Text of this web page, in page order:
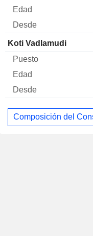
Koti Vadlamudi
Composición del